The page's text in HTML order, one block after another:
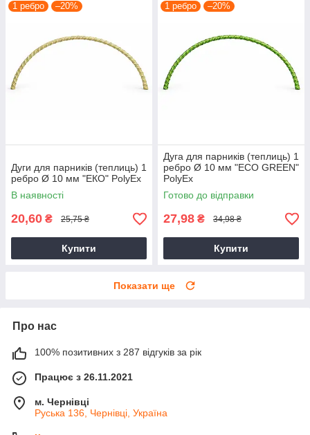
1 ребро –20%
Дуги для парників (теплиць) 1
ребро Ø 10 мм "ЕКО" PolyEx
В наявності
20,60 ₴ 25,75 ₴
Купити
1 ребро –20%
Дуга для парників (теплиць) 1
ребро Ø 10 мм "ЕCО GREEN"
PolyEx
Готово до відправки
27,98 ₴ 34,98 ₴
Купити
Показати ще
Про нас
100% позитивних з 287 відгуків за рік
Працює з 26.11.2021
м. Чернівці
Руська 136, Чернівці, Україна